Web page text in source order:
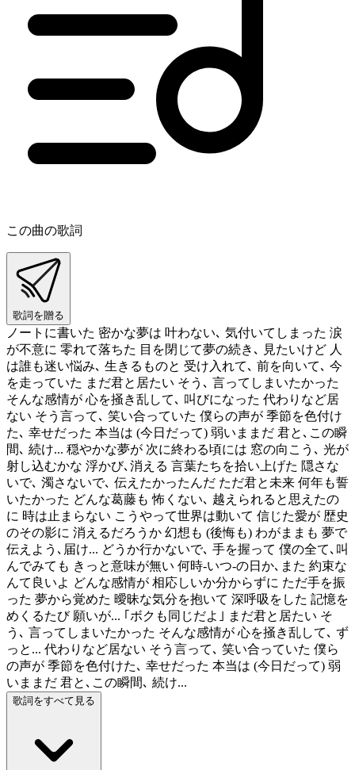
この曲の歌詞
歌詞を贈る
ノートに書いた 密かな夢は 叶わない､ 気付いてしまった 涙
が不意に 零れて落ちた 目を閉じて夢の続き､ 見たいけど 人
は誰も迷い悩み､ 生きるものと 受け入れて､ 前を向いて､ 今
を走っていた まだ君と居たい そう､ 言ってしまいたかった
そんな感情が 心を掻き乱して､ 叫びになった 代わりなど居
ない そう言って､ 笑い合っていた 僕らの声が 季節を色付け
た､ 幸せだった 本当は (今日だって) 弱いままだ 君と､この瞬
間､ 続け... 穏やかな夢が 次に終わる頃には 窓の向こう､ 光が
射し込むかな 浮かび､消える 言葉たちを拾い上げた 隠さな
いで､ 濁さないで､ 伝えたかったんだ ただ君と未来 何年も誓
いたかった どんな葛藤も 怖くない､ 越えられると思えたの
に 時は止まらない こうやって世界は動いて 信じた愛が 歴史
のその影に 消えるだろうか 幻想も (後悔も) わがままも 夢で
伝えよう､届け... どうか行かないで､ 手を握って 僕の全て､叫
んでみても きっと意味が無い 何時-いつ-の日か､また 約束な
んて良いよ どんな感情が 相応しいか分からずに ただ手を振
った 夢から覚めた 曖昧な気分を抱いて 深呼吸をした 記憶を
めくるたび 願いが... ｢ボクも同じだよ｣ まだ君と居たい そ
う､ 言ってしまいたかった そんな感情が 心を掻き乱して､ ず
っと... 代わりなど居ない そう言って､ 笑い合っていた 僕ら
の声が 季節を色付けた､ 幸せだった 本当は (今日だって) 弱
いままだ 君と､この瞬間､ 続け...
歌詞をすべて見る